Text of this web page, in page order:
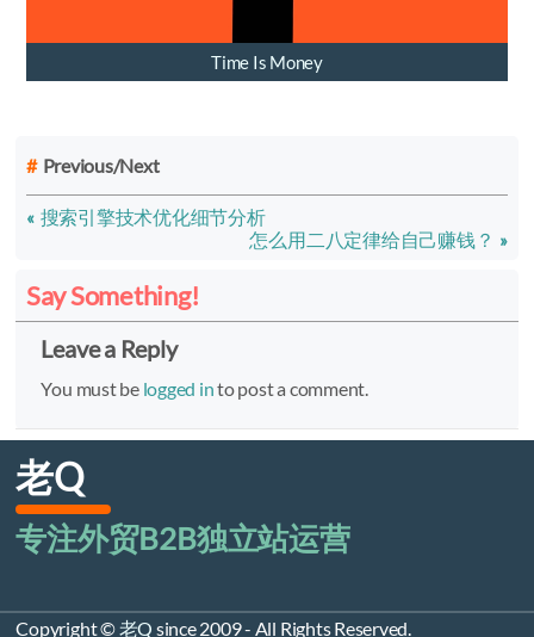
Time Is Money
Previous/Next
搜索引擎技术优化细节分析
怎么用二八定律给自己赚钱？
Say Something!
Leave a Reply
You must be logged into post a comment.
老Q
专注外贸B2B独立站运营
Copyright ©老Q since 2009 - All Rights Reserved.